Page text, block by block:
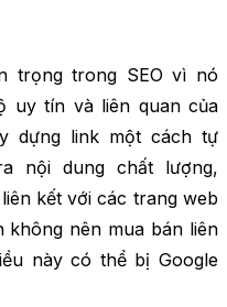
trọng trong SEO vì nó
uy tín và liên quan của
dựng link một cách tự
nội dung chất lượng,
kết với các trang web
không nên mua bán liên
này có thể bị Google